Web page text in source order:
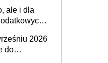
ale i dla
2026
do